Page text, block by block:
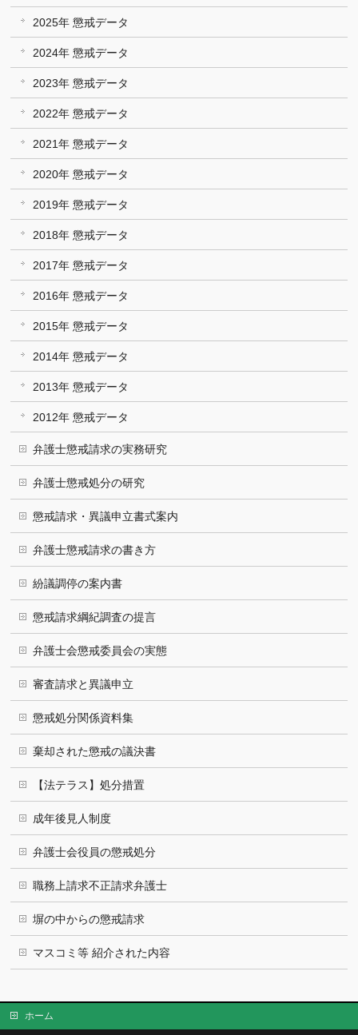
2025年 懲戒データ
2024年 懲戒データ
2023年 懲戒データ
2022年 懲戒データ
2021年 懲戒データ
2020年 懲戒データ
2019年 懲戒データ
2018年 懲戒データ
2017年 懲戒データ
2016年 懲戒データ
2015年 懲戒データ
2014年 懲戒データ
2013年 懲戒データ
2012年 懲戒データ
弁護士懲戒請求の実務研究
弁護士懲戒処分の研究
懲戒請求・異議申立書式案内
弁護士懲戒請求の書き方
紛議調停の案内書
懲戒請求綱紀調査の提言
弁護士会懲戒委員会の実態
審査請求と異議申立
懲戒処分関係資料集
棄却された懲戒の議決書
【法テラス】処分措置
成年後見人制度
弁護士会役員の懲戒処分
職務上請求不正請求弁護士
塀の中からの懲戒請求
マスコミ等 紹介された内容
ホーム